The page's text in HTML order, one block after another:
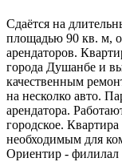
Сдаётся на
площадью 90 кв. м,
арендаторов.
города Душанбе и
качественным
на несколко авто.
арендатора.
городское.
необходимым для
Ориентир -